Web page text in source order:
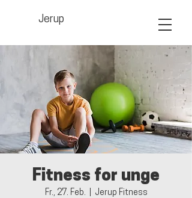
Jerup
Fitness for unge
Fr., 27. Feb. Jerup Fitness